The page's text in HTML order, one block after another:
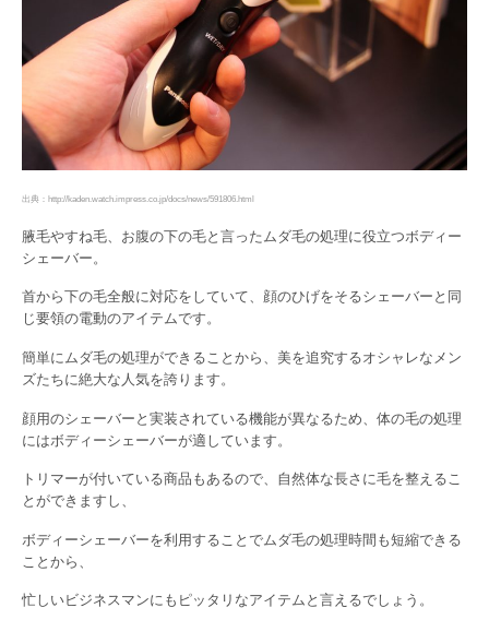
出典：http://kaden.watch.impress.co.jp/docs/news/591806.html
腋毛やすね毛、お腹の下の毛と言ったムダ毛の処理に役立つボディー
シェーバー。
首から下の毛全般に対応をしていて、顔のひげをそるシェーバーと同
じ要領の電動のアイテムです。
簡単にムダ毛の処理ができることから、美を追究するオシャレなメン
ズたちに絶大な人気を誇ります。
顔用のシェーバーと実装されている機能が異なるため、体の毛の処理
にはボディーシェーバーが適しています。
トリマーが付いている商品もあるので、自然体な長さに毛を整えるこ
とができますし、
ボディーシェーバーを利用することでムダ毛の処理時間も短縮できる
ことから、
忙しいビジネスマンにもピッタリなアイテムと言えるでしょう。